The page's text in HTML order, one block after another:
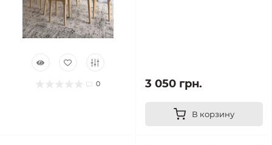
0 3 050 грн.
В корзину